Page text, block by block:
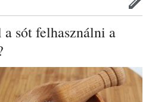
sót felhasználni a